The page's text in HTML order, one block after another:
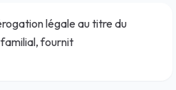
légale au titre du
fournit